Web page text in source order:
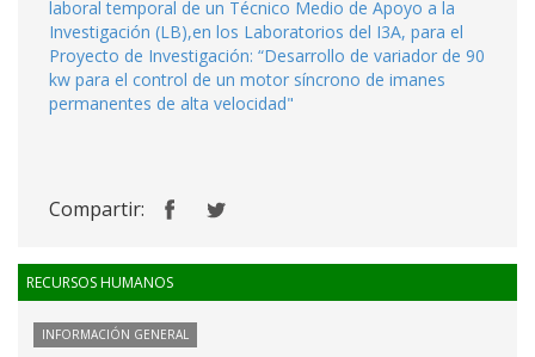
laboral temporal de un Técnico Medio de Apoyo a la
Investigación (LB),en los Laboratorios del I3A, para el
Proyecto de Investigación: “Desarrollo de variador de 90
kw para el control de un motor síncrono de imanes
permanentes de alta velocidad"
Compartir:
RECURSOS HUMANOS
INFORMACIÓN GENERAL